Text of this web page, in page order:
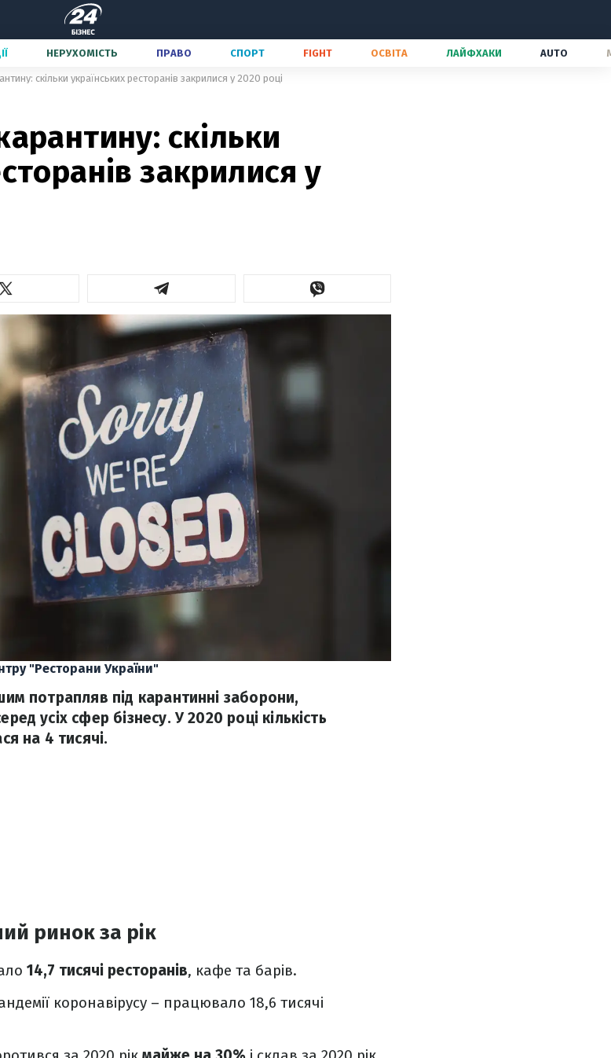
НЕРУХОМІСТЬ ПРАВО СПОРТ FIGHT ОСВІТА ЛАЙФХАКИ AUTO
скільки українських ресторанів закрилися у 2020 році
скільки
закрилися у
"Ресторани України"
потрапляв під карантинні заборони,
усіх сфер бізнесу. У 2020 році кількість
на 4 тисячі.
ринок за рік
14,7 тисячі ресторанів, кафе та барів.
коронавірусу – працювало 18,6 тисячі